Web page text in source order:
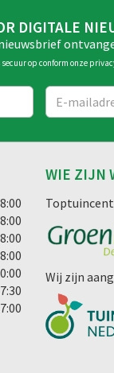
DIGITALE
op conform onze
WIE ZIJN
Wij zijn